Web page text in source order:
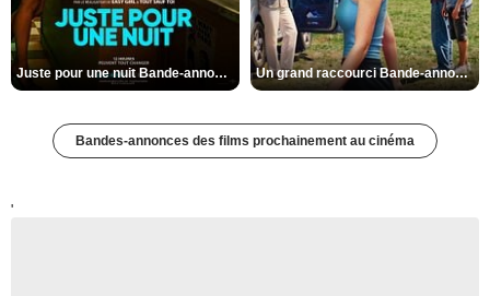
Juste pour une nuit Bande-annonce VO STFR Un grand raccourci Bande-annonce VF
Bandes-annonces des films prochainement au cinéma
'